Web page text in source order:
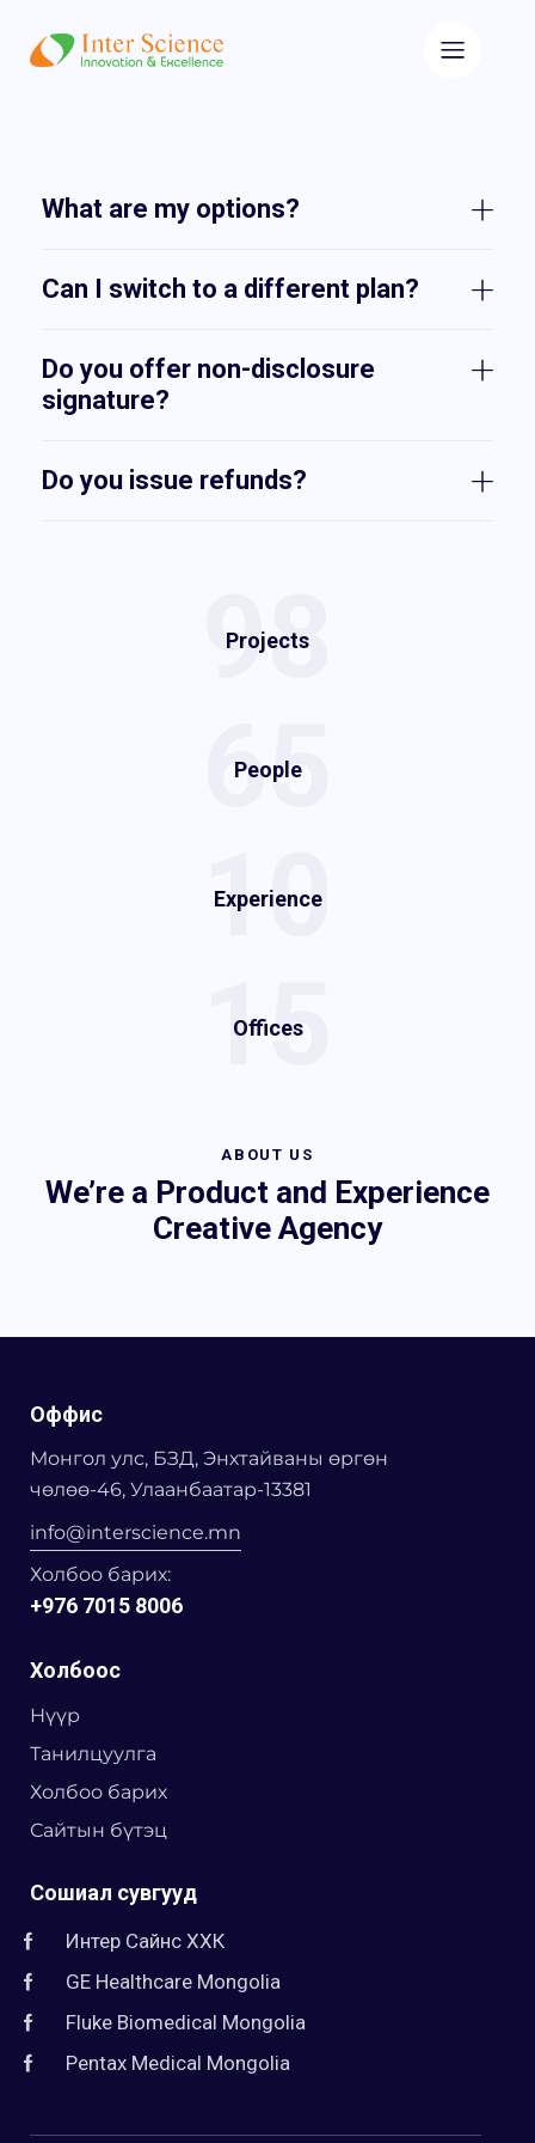
What are my options?
Can I switch to a different plan?
Do you offer non-disclosure
signature?
Do you issue refunds?
98
Projects
65
People
10
Experience
15
Offices
ABOUT US
We’re a Product and Experience
Creative Agency
Оффис
Монгол улс, БЗД, Энхтайваны өргөн
чөлөө-46, Улаанбаатар-13381
info@interscience.mn
Холбоо барих:
+976 7015 8006
Холбоос
Нүүр
Танилцуулга
Холбоо барих
Сайтын бүтэц
Сошиал сувгууд
Интер Сайнс ХХК
GE Healthcare Mongolia
Fluke Biomedical Mongolia
Pentax Medical Mongolia